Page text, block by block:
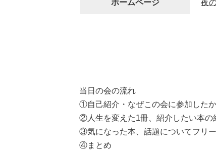
ホームページ 夜
当日の会の流れ
①自己紹介・なぜこの会に参加した
②人生を変えた1冊、紹介したい本の
③気になった本、話題についてフリー
④まとめ